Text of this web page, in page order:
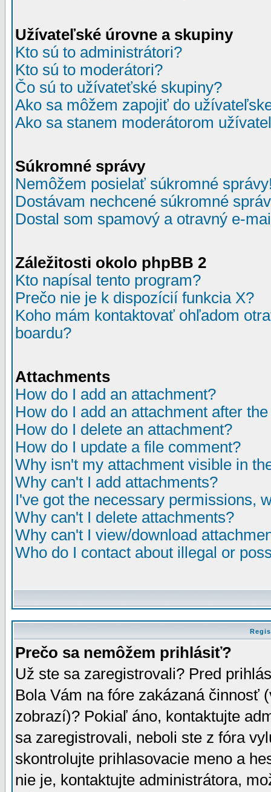
Užívateľské úrovne a skupiny
Kto sú to administrátori?
Kto sú to moderátori?
Čo sú to užívateťské skupiny?
Ako sa môžem zapojiť do
Ako sa stanem moderátorom
Súkromné správy
Nemôžem posielať súkromné
Dostávam nechcené súkromné
Dostal som spamový a otravný e-
Záležitosti okolo phpBB 2
Kto napísal tento program?
Prečo nie je k dispozícií funkcia X?
Koho mám kontaktovať ohľadom
boardu?
Attachments
How do I add an attachment?
How do I add an attachment after
How do I delete an attachment?
How do I update a file comment?
Why isn't my attachment visible in
Why can't I add attachments?
I've got the necessary permissions,
Why can't I delete attachments?
Why can't I view/download
Who do I contact about illegal or
Prečo sa nemôžem prihlásiť?
Už ste sa zaregistrovali? Pred
Bola Vám na fóre zakázaná činnosť
zobrazí)? Pokiaľ áno, kontaktujte
sa zaregistrovali, neboli ste z fóra
skontrolujte prihlasovacie meno a
nie je, kontaktujte administrátora,